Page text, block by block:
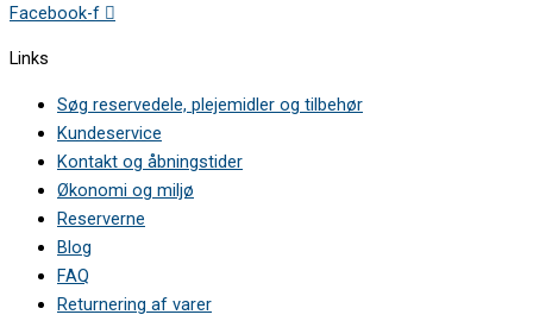
Facebook-f
Links
Søg reservedele, plejemidler og tilbehør
Kundeservice
Kontakt og åbningstider
Økonomi og miljø
Reserverne
Blog
FAQ
Returnering af varer